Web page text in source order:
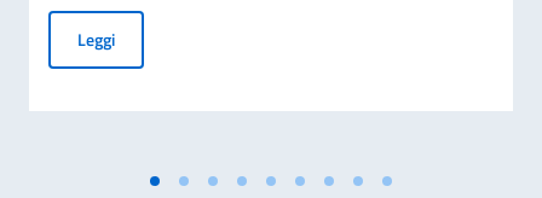
LeggiCommemorazione della tragedia di Marcinelle (70°